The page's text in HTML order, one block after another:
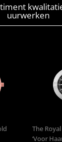
uurwerken
The
‘Voor